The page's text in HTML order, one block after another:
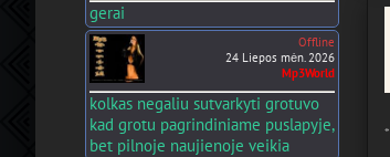
*
gerai
Offline
24 Liepos mėn. 2026
Mp3World
kolkas negaliu sutvarkyti grotuvo
kad grotu pagrindiniame puslapyje,
bet pilnoje naujienoje veikia